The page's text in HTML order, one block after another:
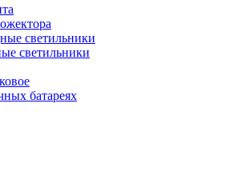
светильники
светильники
батареях